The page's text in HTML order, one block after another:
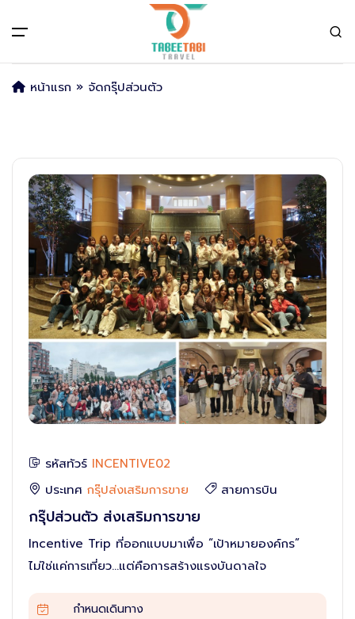
All filters
Main Menu
ญี่ปุ่น
ยุโรป
จีน
เวียดนาม
รัสเซีย
ตุรกี
ไต้หวัน
พม่า
นิวซีแลนด์
ตะวันออกกลาง
จัดกรุ๊ปส่วนตัว
กรุ๊ปเหมา (Incentive)
กรุ๊ปศึกษาดูงาน
กรุ๊ปประชุมสัมมนา
กรุ๊ปครอบครัว
กรุ๊ปท่องเที่ยวประจำปี
กรุ๊ปส่งเสริมการขาย
แพคเกจทัวร์
ญีุ่ปุ่น
โรงแรมที่พัก
ตั๋วรถไฟ JR Pass
บริการอื่นๆ
เกี่ยวกับเรา
ติดต่อเรา
หน้าแรก » จัดกรุ๊ปส่วนตัว
รหัสทัวร์ INCENTIVE02
ประเทศ กรุ๊ปส่งเสริมการขาย สายการบิน
กรุ๊ปส่วนตัว ส่งเสริมการขาย
Incentive Trip ที่ออกแบบมาเพื่อ “เป้าหมายองค์กร”
ไม่ใช่แค่การเที่ยว...แต่คือการสร้างแรงบันดาลใจ
กำหนดเดินทาง